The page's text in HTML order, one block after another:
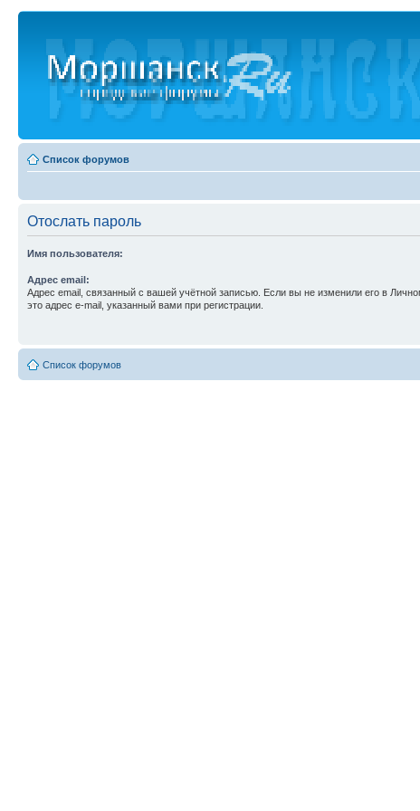
Список форумов
Отослать пароль
Имя пользователя:
Адрес email:
Адрес email, связанный с вашей учётной записью. Если вы не изменили его в
это адрес e-mail, указанный вами при регистрации.
Список форумов